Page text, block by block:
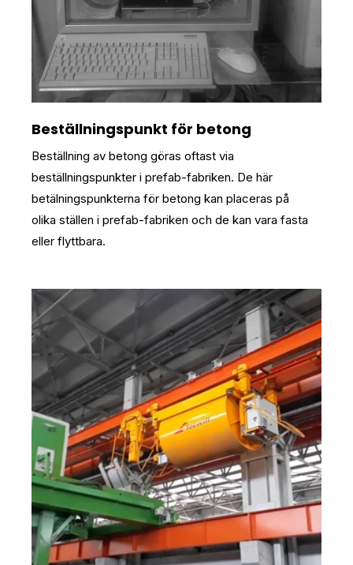
Beställningspunkt för betong
Beställning av betong göras oftast via
beställningspunkter i prefab-fabriken. De här
betälningspunkterna för betong kan placeras på
olika ställen i prefab-fabriken och de kan vara fasta
eller flyttbara.